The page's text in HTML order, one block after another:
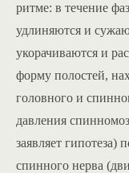
ритме: в течение
удлиняются и
укорачиваются и
форму полостей,
головного и
давления
заявляет гипотеза)
спинного нерва